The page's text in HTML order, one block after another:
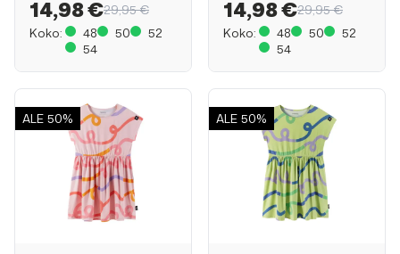
14,98 €29,95 €
Koko:
48 50
52
54
14,98 €29,95 €
Koko:
48 50
52
54
ALE 50% ALE 50%